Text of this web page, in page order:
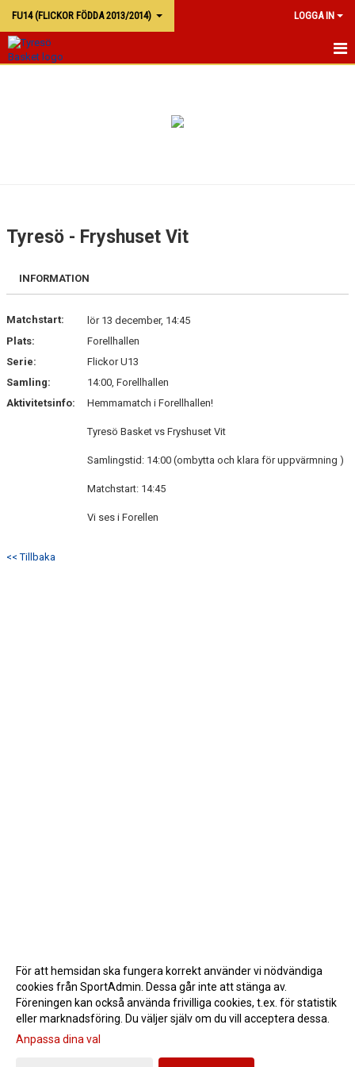
FU14 (FLICKOR FÖDDA 2013/2014) LOGGA IN
Tyresö - Fryshuset Vit
INFORMATION
Matchstart:
lör 13 december, 14:45
Plats:
Forellhallen
Serie:
Flickor U13
Samling:
14:00, Forellhallen
Aktivitetsinfo:
Hemmamatch i Forellhallen!
Tyresö Basket vs Fryshuset Vit
Samlingstid: 14:00 (ombytta och klara för uppvärmning )
Matchstart: 14:45
Vi ses i Forellen
<< Tillbaka
Gå till Webbversion
För att hemsidan ska fungera korrekt använder vi nödvändiga
cookies från SportAdmin. Dessa går inte att stänga av.
Föreningen kan också använda frivilliga cookies, t.ex. för statistik
eller marknadsföring. Du väljer själv om du vill acceptera dessa.
Anpassa dina val